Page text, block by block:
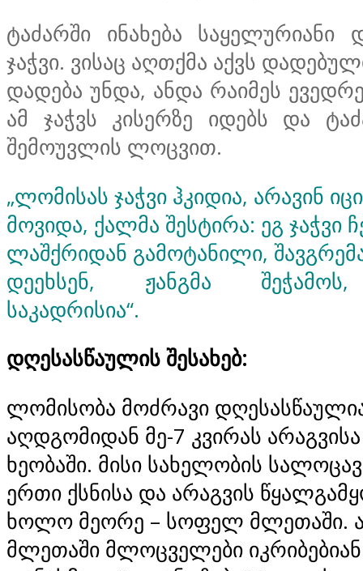
ტაძარში ინახება საყელურიანი
ჯაჭვი. ვისაც აღთქმა აქვს
დადება უნდა, ანდა რაიმეს
ამ ჯაჭვს კისერზე იდებს და
შემოუვლის ლოცვით.
„ლომისას ჯაჭვი ჰკიდია, არავინ
მოვიდა, ქალმა შესტირა: ეგ ჯაჭვი
ლაშქრიდან გამოტანილი,
დეეხსენ, ჟანგმა
საკადრისია“.
დღესასწაულის შესახებ:
ლომისობა მოძრავი
აღდგომიდან მე-7 კვირას
ხეობაში. მისი სახელობის
ერთი ქსნისა და არაგვის
ხოლო მეორე – სოფელ მლეთაში.
მლეთაში მლოცველები